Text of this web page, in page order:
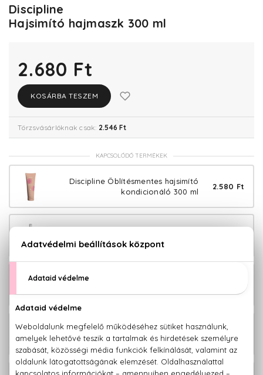
Discipline
Hajsimító hajmaszk 300 ml
2.680 Ft
KOSÁRBA TESZEM
Törzsvásárlóknak csak: 2.546 Ft
KAPCSOLÓDÓ TERMÉKEK
Discipline Öblítésmentes hajsimító
kondicionáló 300 ml
2.580 Ft
Discipline Hajsimító hajmaszk 1000 ml 4.980 Ft